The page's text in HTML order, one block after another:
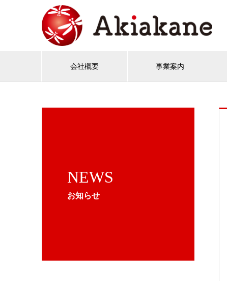
会社概要 事業案内
NEWS
お知らせ